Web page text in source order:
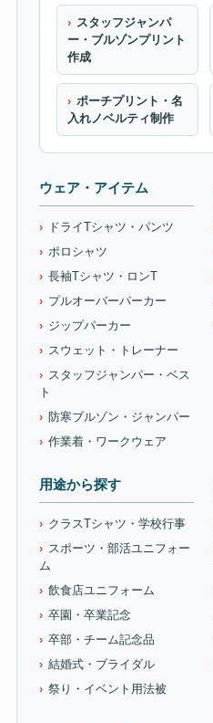
スタッフジャンパ
ー・ブルゾンプリント
作成
ポーチプリント・名
入れノベルティ制作
ウェア・アイテム
ドライTシャツ・パンツ
ポロシャツ
長袖Tシャツ・ロンT
プルオーバーパーカー
ジップパーカー
スウェット・トレーナー
スタッフジャンパー・ベス
ト
防寒ブルゾン・ジャンパー
作業着・ワークウェア
用途から探す
クラスTシャツ・学校行事
スポーツ・部活ユニフォー
ム
飲食店ユニフォーム
卒園・卒業記念
卒部・チーム記念品
結婚式・ブライダル
祭り・イベント用法被